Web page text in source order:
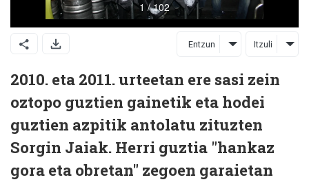
Entzun Itzuli
2010. eta 2011. urteetan ere sasi zein
oztopo guztien gainetik eta hodei
guztien azpitik antolatu zituzten
Sorgin Jaiak. Herri guztia "hankaz
gora eta obretan" zegoen garaietan